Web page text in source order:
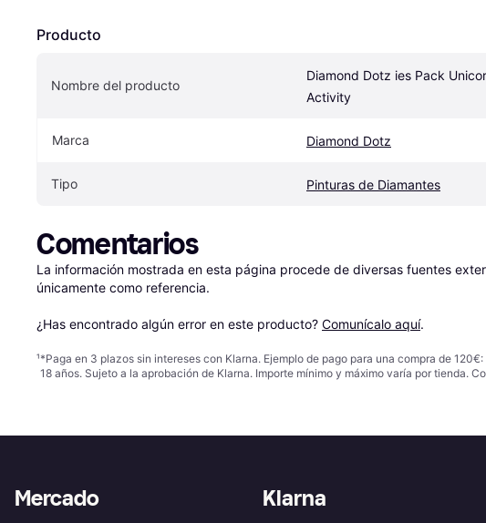
Producto
Nombre del producto
Diamond Dotz ies Pack
Activity
Marca Diamond Dotz
Tipo Pinturas de Diamantes
Comentarios
La información mostrada en esta página procede de diversas fuentes
únicamente como referencia.
¿Has encontrado algún error en este producto? Comunícalo aquí.
¹*Paga en 3 plazos sin intereses con Klarna. Ejemplo de pago para una compra de
18 años. Sujeto a la aprobación de Klarna. Importe mínimo y máximo varía por tienda.
Klarna
Mercado